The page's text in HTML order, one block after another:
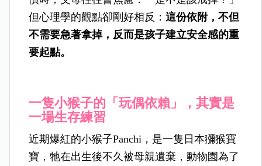
但心理學的觀點卻剛好相反：這份依附，不但
不需要急著拿掉，反而是孩子建立安全感的重
要起點。
一隻小猴子的「玩偶依賴」，其實是
一場生存練習
近期爆紅的小猴子Panchi，是一隻日本獼猴寶
寶，牠在出生後不久被母親遺棄，動物園為了